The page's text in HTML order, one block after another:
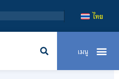
สถาบันเทคโนโลยีจิ
ไทย